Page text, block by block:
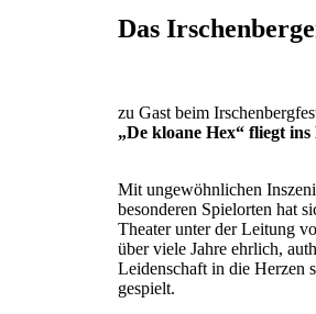
Das
zu Gast beim
„De kloane Hex“ fliegt
Mit ungewöhnlichen
besonderen Spielorten hat
Theater unter der Leitung
über viele Jahre ehrlich,
Leidenschaft in die Herzen
gespielt.